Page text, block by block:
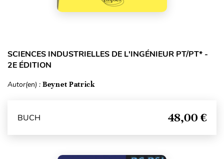
SCIENCES INDUSTRIELLES DE L'INGÉNIEUR PT/PT* -
2E ÉDITION
Autor(en) : Beynet Patrick
BUCH 48,00 €